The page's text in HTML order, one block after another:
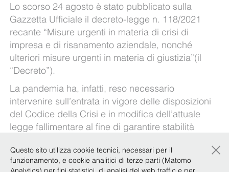
Lo scorso 24 agosto è stato pubblicato sulla
Gazzetta Ufficiale il decreto-legge n. 118/2021
recante “Misure urgenti in materia di crisi di
impresa e di risanamento aziendale, nonché
ulteriori misure urgenti in materia di giustizia”(il
“Decreto”).
La pandemia ha, infatti, reso necessario
intervenire sull’entrata in vigore delle disposizioni
del Codice della Crisi e in modifica dell’attuale
legge fallimentare al fine di garantire stabilità
alternative al fallimento: quali sono i nuovi
strumenti, le modifiche introdotte e le prossime
Questo sito utilizza cookie tecnici, necessari per il
funzionamento, e cookie analitici di terze parti (Matomo
×